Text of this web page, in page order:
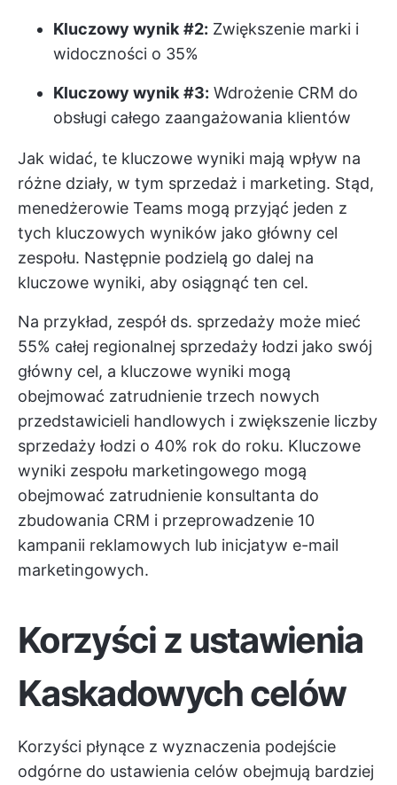
Kluczowy wynik #2: Zwiększenie marki i
widoczności o 35%
Kluczowy wynik #3: Wdrożenie CRM do
obsługi całego zaangażowania klientów
Jak widać, te kluczowe wyniki mają wpływ na
różne działy, w tym sprzedaż i marketing. Stąd,
menedżerowie Teams mogą przyjąć jeden z
tych kluczowych wyników jako główny cel
zespołu. Następnie podzielą go dalej na
kluczowe wyniki, aby osiągnąć ten cel.
Na przykład, zespół ds. sprzedaży może mieć
55% całej regionalnej sprzedaży łodzi jako swój
główny cel, a kluczowe wyniki mogą
obejmować zatrudnienie trzech nowych
przedstawicieli handlowych i zwiększenie liczby
sprzedaży łodzi o 40% rok do roku. Kluczowe
wyniki zespołu marketingowego mogą
obejmować zatrudnienie konsultanta do
zbudowania CRM i przeprowadzenie 10
kampanii reklamowych lub inicjatyw e-mail
marketingowych.
Korzyści z ustawienia
Kaskadowych celów
Korzyści płynące z wyznaczenia podejście
odgórne do ustawienia celów obejmują bardziej